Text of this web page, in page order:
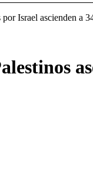
Israel ascienden a